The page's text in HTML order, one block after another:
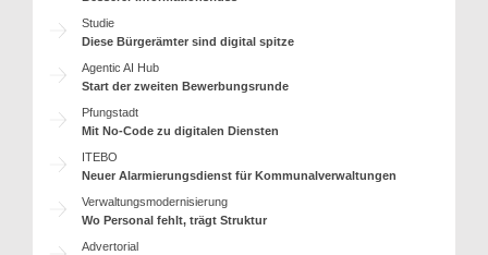
Studie
Diese Bürgerämter sind digital spitze
Agentic AI Hub
Start der zweiten Bewerbungsrunde
Pfungstadt
Mit No-Code zu digitalen Diensten
ITEBO
Neuer Alarmierungsdienst für Kommunalverwaltungen
Verwaltungsmodernisierung
Wo Personal fehlt, trägt Struktur
Advertorial